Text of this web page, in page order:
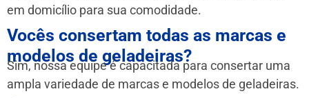
em domicílio para sua comodidade.
Vocês consertam todas as marcas e
modelos de geladeiras?
Sim, nossa equipe é capacitada para consertar uma
ampla variedade de marcas e modelos de geladeiras.